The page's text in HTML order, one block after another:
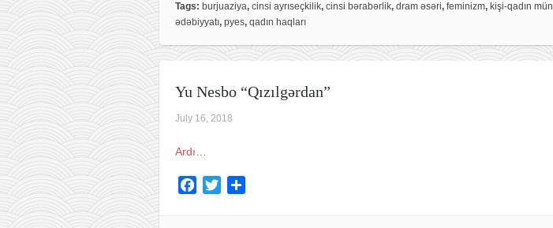
b
o
o
k
t
e
r
e
Tags: burjuaziya, cinsi ayrıseçkilik, cinsi bərabərlik, dram əsəri, feminizm, kişi-qadın
ədəbiyyatı, pyes, qadın haqları
Yu Nesbo “Qızılgərdan”
July 16, 2018
Ardı…